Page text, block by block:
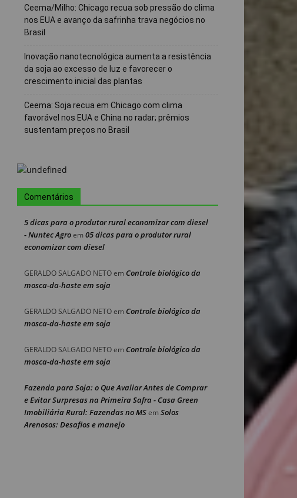
Ceema/Milho: Chicago recua sob pressão do clima
nos EUA e avanço da safrinha trava negócios no
Brasil
Inovação nanotecnológica aumenta a resistência
da soja ao excesso de luz e favorecer o
crescimento inicial das plantas
Ceema: Soja recua em Chicago com clima
favorável nos EUA e China no radar; prêmios
sustentam preços no Brasil
Comentários
5 dicas para o produtor rural economizar com diesel
- Nuntec Agroem 05 dicas para o produtor rural
economizar com diesel
GERALDO SALGADO NETOem Controle biológico da
mosca-da-haste em soja
GERALDO SALGADO NETOem Controle biológico da
mosca-da-haste em soja
GERALDO SALGADO NETOem Controle biológico da
mosca-da-haste em soja
Fazenda para Soja: o Que Avaliar Antes de Comprar
e Evitar Surpresas na Primeira Safra - Casa Green
Imobiliária Rural: Fazendas no MSem Solos
Arenosos: Desafios e manejo